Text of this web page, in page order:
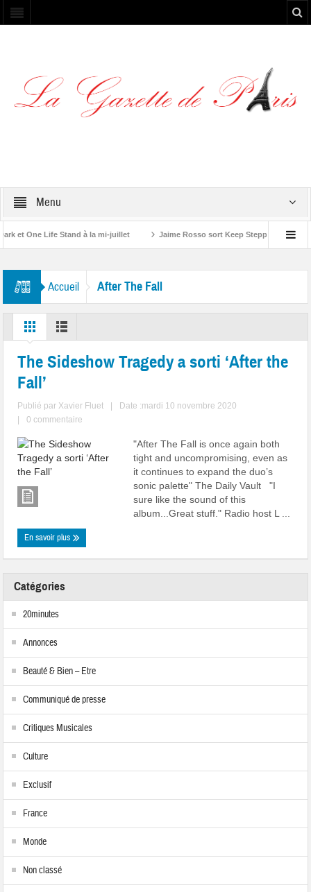
Menu
et One Life Stand à la mi-juillet Jaime Rosso sort Keep Stepping, son
Accueil After The Fall
The Sideshow Tragedy a sorti ‘After the
Fall’
Publié par Xavier Fluet
Date :mardi 10 novembre 2020
0 commentaire
"After The Fall is once again both
tight and uncompromising, even as
it continues to expand the duo’s
sonic palette" The Daily Vault "I
sure like the sound of this
album...Great stuff." Radio host L ...
En savoir plus
Catégories
20minutes
Annonces
Beauté & Bien – Etre
Communiqué de presse
Critiques Musicales
Culture
Exclusif
France
Monde
Non classé